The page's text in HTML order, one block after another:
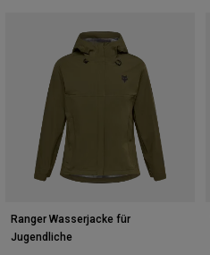
Ranger Wasserjacke für
Jugendliche